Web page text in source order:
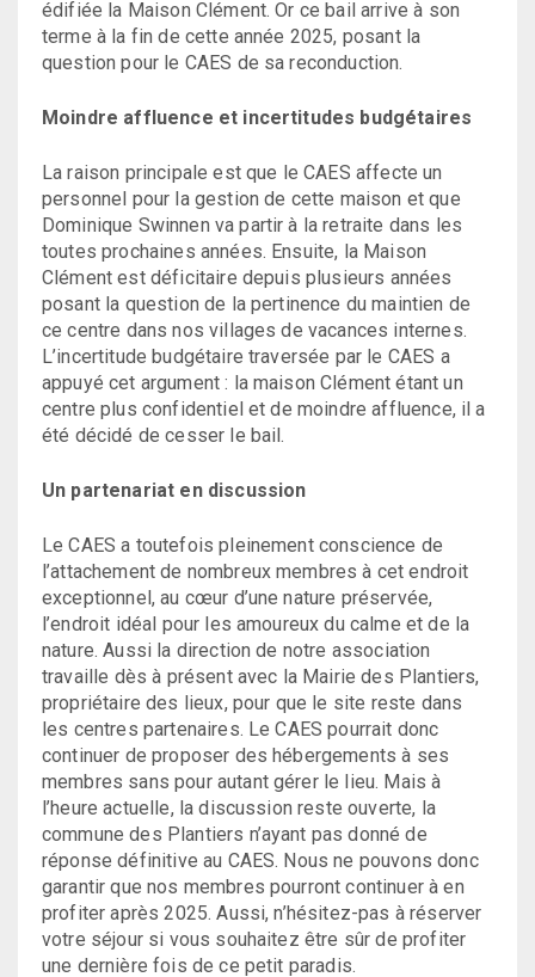
édifiée la Maison Clément. Or ce bail arrive à son
terme à la fin de cette année 2025, posant la
question pour le CAES de sa reconduction.
Moindre affluence et incertitudes budgétaires
La raison principale est que le CAES affecte un
personnel pour la gestion de cette maison et que
Dominique Swinnen va partir à la retraite dans les
toutes prochaines années. Ensuite, la Maison
Clément est déficitaire depuis plusieurs années
posant la question de la pertinence du maintien de
ce centre dans nos villages de vacances internes.
L’incertitude budgétaire traversée par le CAES a
appuyé cet argument : la maison Clément étant un
centre plus confidentiel et de moindre affluence, il a
été décidé de cesser le bail.
Un partenariat en discussion
Le CAES a toutefois pleinement conscience de
l’attachement de nombreux membres à cet endroit
exceptionnel, au cœur d’une nature préservée,
l’endroit idéal pour les amoureux du calme et de la
nature. Aussi la direction de notre association
travaille dès à présent avec la Mairie des Plantiers,
propriétaire des lieux, pour que le site reste dans
les centres partenaires. Le CAES pourrait donc
continuer de proposer des hébergements à ses
membres sans pour autant gérer le lieu. Mais à
l’heure actuelle, la discussion reste ouverte, la
commune des Plantiers n’ayant pas donné de
réponse définitive au CAES. Nous ne pouvons donc
garantir que nos membres pourront continuer à en
profiter après 2025. Aussi, n’hésitez-pas à réserver
votre séjour si vous souhaitez être sûr de profiter
une dernière fois de ce petit paradis.